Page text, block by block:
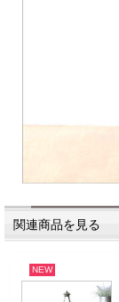
関連商品を見る
NEW